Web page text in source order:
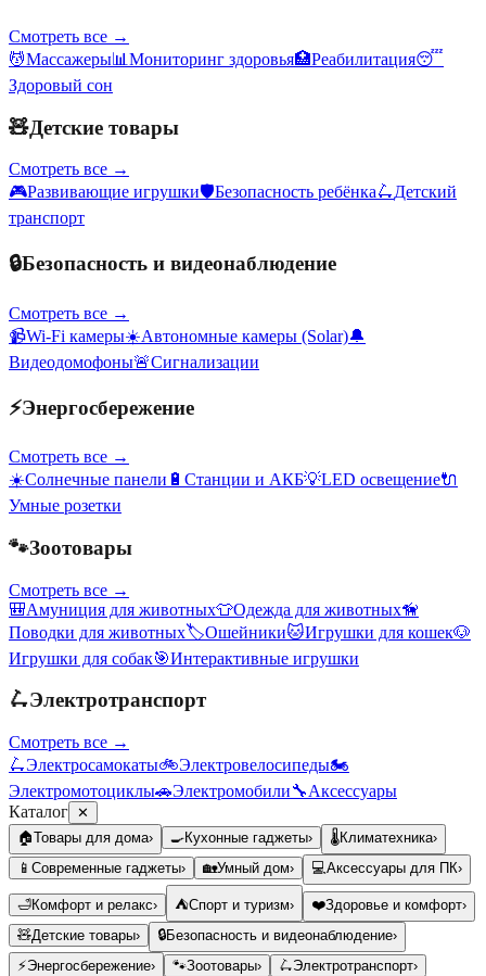
Смотреть все →
💆Массажеры📊 Мониторинг здоровья🏥Реабилитация😴
Здоровый сон
🧸Детские товары
Смотреть все →
🎮Развивающие игрушки🛡️Безопасность ребёнка🛴Детский
транспорт
🔒Безопасность и видеонаблюдение
Смотреть все →
📹Wi-Fi камеры☀️Автономные камеры (Solar)🔔
Видеодомофоны🚨Сигнализации
⚡Энергосбережение
Смотреть все →
☀️Солнечные панели 🔋 Станции и АКБ💡LED освещение🔌
Умные розетки
🐾Зоотовары
Смотреть все →
🎒Амуниция для животных👕Одежда для животных🦮
Поводки для животных🏷️Ошейники🐱Игрушки для кошек🐶
Игрушки для собак🎯Интерактивные игрушки
🛴Электротранспорт
Смотреть все →
🛴Электросамокаты🚲Электровелосипеды🏍️
Электромотоциклы🚗Электромобили🔧Аксессуары
Каталог ✕
🏠Товары для дома› 🍳Кухонные гаджеты› 🌡️Климатехника›
📱 Современные гаджеты› 🏡Умный дом› 💻Аксессуары для ПК›
🛁Комфорт и релакс› ⛺Спорт и туризм› ❤️Здоровье и комфорт›
🧸Детские товары› 🔒Безопасность и видеонаблюдение›
⚡Энергосбережение› 🐾Зоотовары› 🛴Электротранспорт›